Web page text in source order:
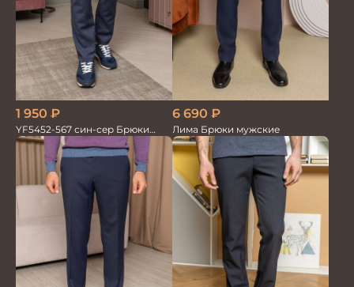
1 950 ₽
YF5452-567 син-сер Брюки
мужские
6 690 ₽
Лима Брюки мужские